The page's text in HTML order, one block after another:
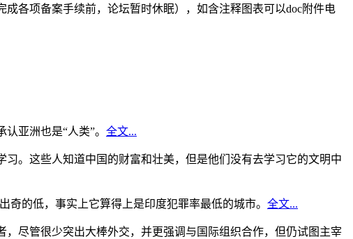
各项备案手续前，论坛暂时休眠），如含注释图表可以doc附件电
亚洲也是“人类”。 全文...
。这些人知道中国的财富和壮美，但是他们没有去学习它的文明中
的低，事实上它算得上是印度犯罪率最低的城市。 全文...
尽管很少突出大棒外交，并更强调与国际组织合作，但仍试图主宰